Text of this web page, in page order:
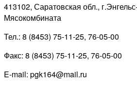
413102, Саратовская обл.,
Мясокомбината
Тел.: 8 (8453) 75-11-25, 76-05-00
Факс: 8 (8453) 75-11-25, 76-05-00
E-mail: pgk164@mail.ru